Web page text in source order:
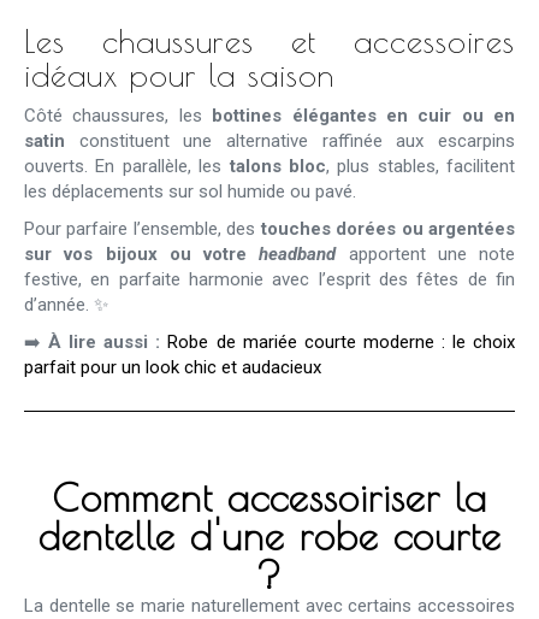
Les chaussures et accessoires
idéaux pour la saison
Côté chaussures, les
bottines élégantes en cuir ou en
satin constituent une alternative raffinée aux escarpins
ouverts. En parallèle, les talons bloc, plus stables, facilitent
les déplacements sur sol humide ou pavé.
Pour parfaire l’ensemble, des touches dorées ou argentées
sur vos bijoux ou votreheadband apportent une note
festive, en parfaite harmonie avec l’esprit des fêtes de fin
d’année. ✨
➡️À lire aussi : Robe de mariée courte moderne : le choix
parfait pour un look chic et audacieux
Comment accessoiriser la
dentelle d'une robe courte
?
La dentelle se marie naturellement avec certains accessoires